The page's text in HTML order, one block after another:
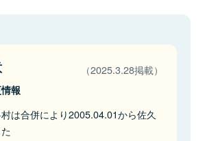
（2025.3.28掲載）
報
は合併により2005.04.01から佐久